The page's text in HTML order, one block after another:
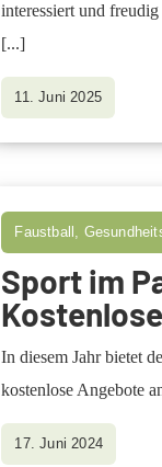
interessiert und
[...]
11. Juni 2025
Faustball,
Sport im
In diesem Jahr bietet
kostenlose Angebote
17. Juni 2024